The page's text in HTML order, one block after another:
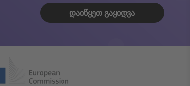
ᲓᲐᲘᲬᲧᲔᲗ ᲒᲐᲧᲘᲓᲕᲐ